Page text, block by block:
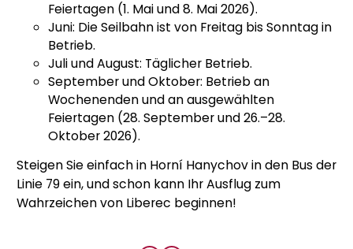
Feiertagen (1. Mai und 8. Mai 2026).
Juni: Die Seilbahn ist von Freitag bis Sonntag in
Betrieb.
Juli und August: Täglicher Betrieb.
September und Oktober: Betrieb an
Wochenenden und an ausgewählten
Feiertagen (28. September und 26.–28.
Oktober 2026).
Steigen Sie einfach in Horní Hanychov in den Bus der
Linie 79 ein, und schon kann Ihr Ausflug zum
Wahrzeichen von Liberec beginnen!